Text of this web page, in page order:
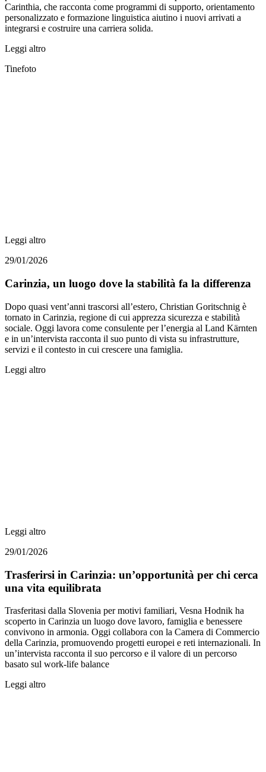
Carinthia, che racconta come programmi di supporto, orientamento
personalizzato e formazione linguistica aiutino i nuovi arrivati a
integrarsi e costruire una carriera solida.
Leggi altro
Tinefoto
Leggi altro
29/01/2026
Carinzia, un luogo dove la stabilità fa la differenza
Dopo quasi vent’anni trascorsi all’estero, Christian Goritschnig è
tornato in Carinzia, regione di cui apprezza sicurezza e stabilità
sociale. Oggi lavora come consulente per l’energia al Land Kärnten
e in un’intervista racconta il suo punto di vista su infrastrutture,
servizi e il contesto in cui crescere una famiglia.
Leggi altro
Leggi altro
29/01/2026
Trasferirsi in Carinzia: un’opportunità per chi cerca
una vita equilibrata ​
Trasferitasi dalla Slovenia per motivi familiari, Vesna Hodnik ha
scoperto in Carinzia un luogo dove lavoro, famiglia e benessere
convivono in armonia. Oggi collabora con la Camera di Commercio
della Carinzia, promuovendo progetti europei e reti internazionali. In
un’intervista racconta il suo percorso e il valore di un percorso
basato sul work-life balance
Leggi altro